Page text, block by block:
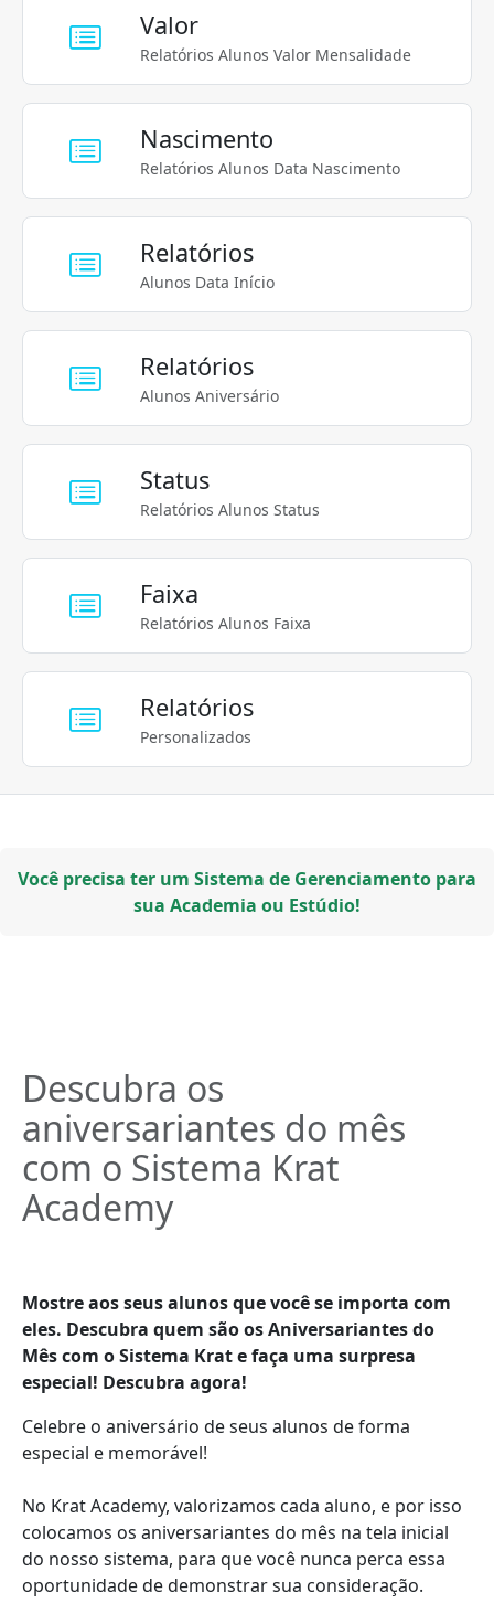
Valor
Relatórios Alunos Valor Mensalidade
Nascimento
Relatórios Alunos Data Nascimento
Relatórios
Alunos Data Início
Relatórios
Alunos Aniversário
Status
Relatórios Alunos Status
Faixa
Relatórios Alunos Faixa
Relatórios
Personalizados
Você precisa ter um Sistema de Gerenciamento para
sua Academia ou Estúdio!
Descubra os
aniversariantes do mês
com o Sistema Krat
Academy
Mostre aos seus alunos que você se importa com
eles. Descubra quem são os Aniversariantes do
Mês com o Sistema Krat e faça uma surpresa
especial! Descubra agora!
Celebre o aniversário de seus alunos de forma
especial e memorável!
No Krat Academy, valorizamos cada aluno, e por isso
colocamos os aniversariantes do mês na tela inicial
do nosso sistema, para que você nunca perca essa
oportunidade de demonstrar sua consideração.